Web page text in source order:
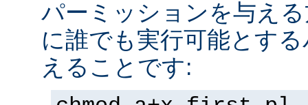
パーミッションを与え
に誰でも実行可能とす
えることです: